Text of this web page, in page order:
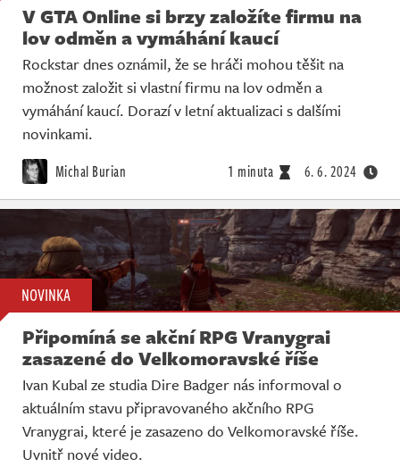
V GTA Online si brzy založíte firmu na
lov odměn a vymáhání kaucí
Rockstar dnes oznámil, že se hráči mohou těšit na
možnost založit si vlastní firmu na lov odměn a
vymáhání kaucí. Dorazí v letní aktualizaci s dalšími
novinkami.
Michal Burian 1 minuta 6. 6. 2024
NOVINKA
Připomíná se akční RPG Vranygrai
zasazené do Velkomoravské říše
Ivan Kubal ze studia Dire Badger nás informoval o
aktuálním stavu připravovaného akčního RPG
Vranygrai, které je zasazeno do Velkomoravské říše.
Uvnitř nové video.